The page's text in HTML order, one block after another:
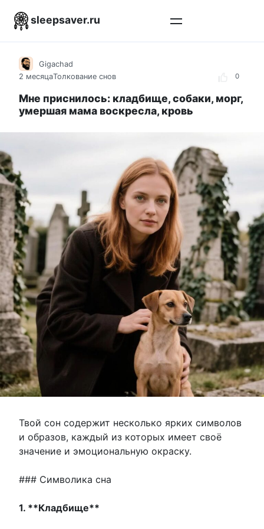
sleepsaver.ru
0
Gigachad
2 месяцаТолкование снов
Мне приснилось: кладбище, собаки, морг,
умершая мама воскресла, кровь
Твой сон содержит несколько ярких символов
и образов, каждый из которых имеет своё
значение и эмоциональную окраску.
### Символика сна
1. **Кладбище**